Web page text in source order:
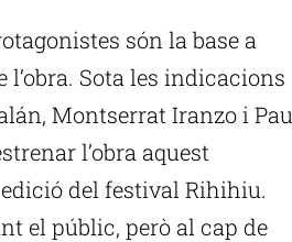
són la base a
l’obra. Sota les indicacions
Montserrat Iranzo i Pau
l’obra aquest
del festival Rihihiu.
el públic, però al cap de